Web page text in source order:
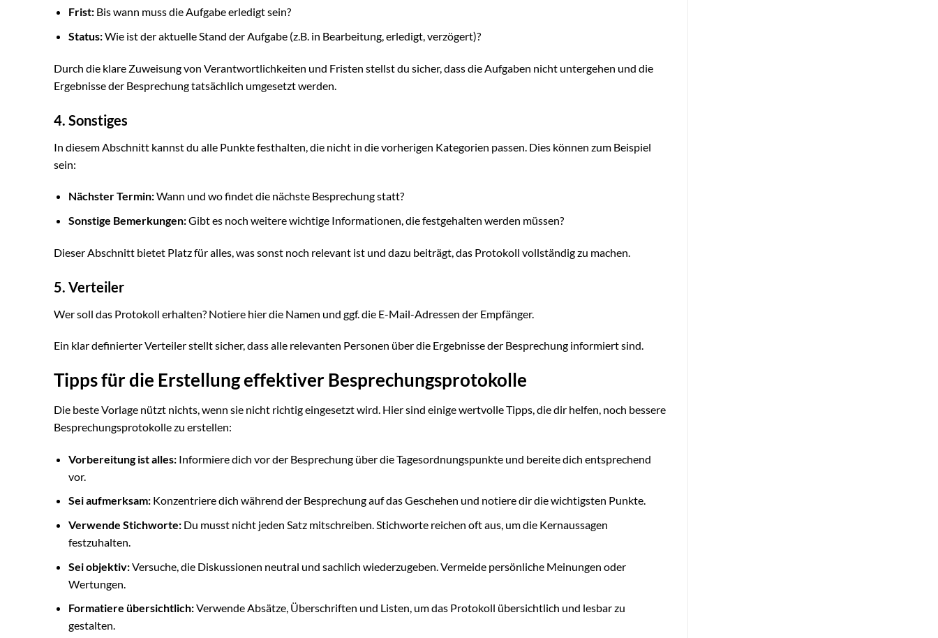
Frist:Bis wann muss die Aufgabe erledigt sein?
Status:Wie ist der aktuelle Stand der Aufgabe (z.B. in Bearbeitung, erledigt, verzögert)?
Durch die klare Zuweisung von Verantwortlichkeiten und Fristen stellst du sicher, dass die Aufgaben nicht untergehen und die
Ergebnisse der Besprechung tatsächlich umgesetzt werden.
4. Sonstiges
In diesem Abschnitt kannst du alle Punkte festhalten, die nicht in die vorherigen Kategorien passen. Dies können zum Beispiel
sein:
Nächster Termin:Wann und wo findet die nächste Besprechung statt?
Sonstige Bemerkungen:Gibt es noch weitere wichtige Informationen, die festgehalten werden müssen?
Dieser Abschnitt bietet Platz für alles, was sonst noch relevant ist und dazu beiträgt, das Protokoll vollständig zu machen.
5. Verteiler
Wer soll das Protokoll erhalten? Notiere hier die Namen und ggf. die E-Mail-Adressen der Empfänger.
Ein klar definierter Verteiler stellt sicher, dass alle relevanten Personen über die Ergebnisse der Besprechung informiert sind.
Tipps für die Erstellung effektiver Besprechungsprotokolle
Die beste Vorlage nützt nichts, wenn sie nicht richtig eingesetzt wird. Hier sind einige wertvolle Tipps, die dir helfen, noch bessere
Besprechungsprotokolle zu erstellen:
Vorbereitung ist alles:Informiere dich vor der Besprechung über die Tagesordnungspunkte und bereite dich entsprechend
vor.
Sei aufmerksam:Konzentriere dich während der Besprechung auf das Geschehen und notiere dir die wichtigsten Punkte.
Verwende Stichworte:Du musst nicht jeden Satz mitschreiben. Stichworte reichen oft aus, um die Kernaussagen
festzuhalten.
Sei objektiv:Versuche, die Diskussionen neutral und sachlich wiederzugeben. Vermeide persönliche Meinungen oder
Wertungen.
Formatiere übersichtlich:Verwende Absätze, Überschriften und Listen, um das Protokoll übersichtlich und lesbar zu
gestalten.